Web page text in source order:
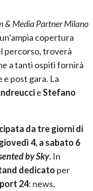
& Media Partner Milano
copertura
percorso, troverà
a tanti ospiti fornirà
post gara. La
eStefano
da tre giorni di
4, a sabato 6
by Sky. In
dedicato per
24: news,